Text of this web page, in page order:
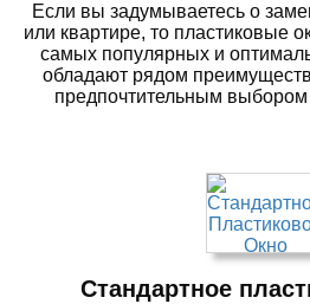
Если вы задумываетесь о
или квартире, то пластиковые
самых популярных и
обладают рядом
предпочтительным
Стандартное